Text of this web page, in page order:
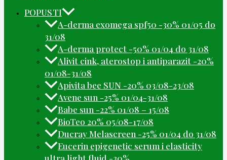
POPUSTI
A-derma exomega spf50 -30% 01/05 do
31/08
A-derma protect -50% 01/04 do 31/08
Alivit cink, aterostop i antiparazit -20%
01/08-31/08
Apivita bee SUN -20% 03/08-23/08
Avene sun -25% 01/04-31/08
Babe sun -22% 01/08 – 15/08
BioTeo 20% 05/08-17/08
Ducray Melascreen -25% 01/04 do 31/08
Eucerin epigenetic serum i elasticity